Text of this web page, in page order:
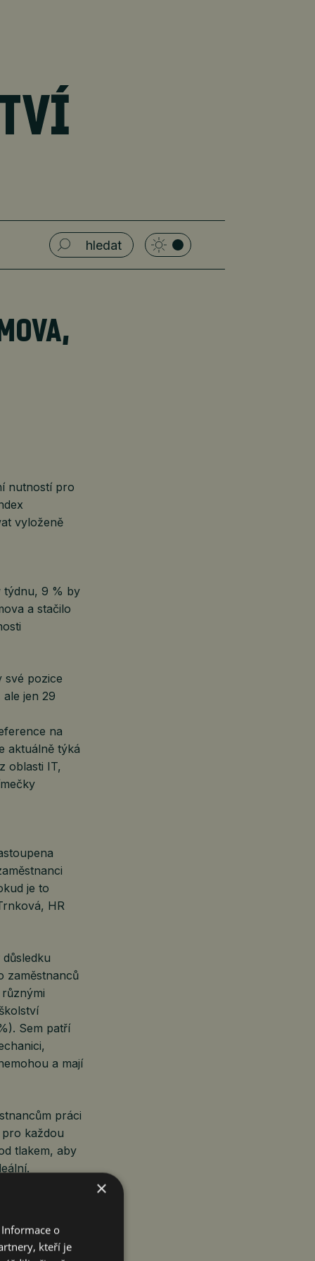
nutností pro
vyloženě
týdnu, 9 % by
a stačilo
své pozice
jen 29
na
aktuálně týká
oblasti IT,
je to
HR
zaměstnanců
Sem patří
a mají
práci
každou
tlakem, aby
tlačit do
Situace na
Jáčová,
×
o
kteří je